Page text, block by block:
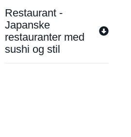
Restaurant -
Japanske
restauranter med
sushi og stil